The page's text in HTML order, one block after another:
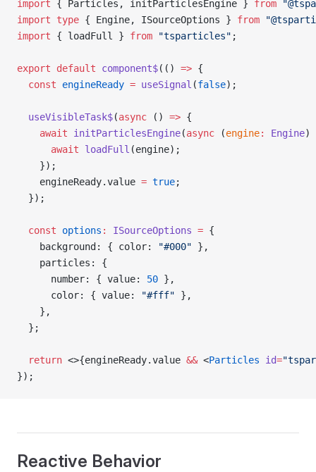
import { Particles, initParticlesEngine } from
import type { Engine, ISourceOptions } from
import { loadFull } from "tsparticles" ;
export default component$(() => {
  const
engineReady = useSignal (false);
  useVisibleTask$
(async () => {
    await
initParticlesEngine(async (engine: Engine)
      await
loadFull (engine);
    });
    engineReady.value
= true;
  });
  const
options : ISourceOptions = {
    background: { color:
"#000" },
    particles: {
      number: { value:
50 },
      color: { value:
"#fff" },
    },
  };
  return
<>{engineReady.value && <Particles id=
});
Reactive Behavior